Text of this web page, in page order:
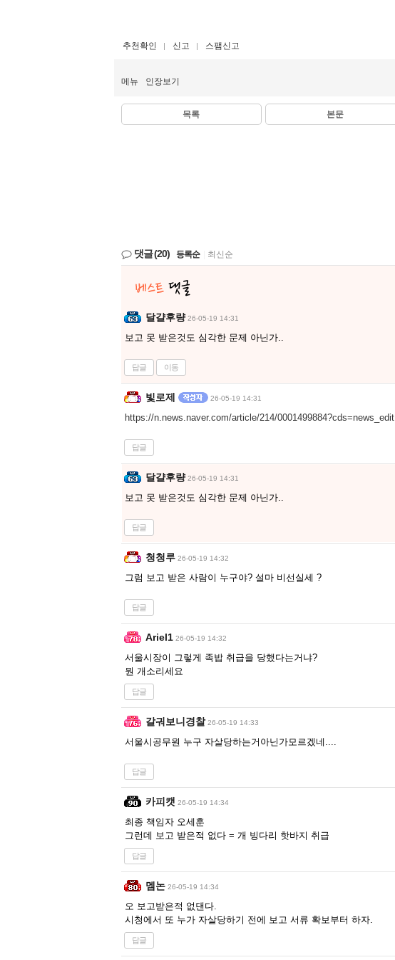
추천확인 신고 스팸신고
메뉴 인장보기
목록 본문
댓글(20) 등록순 최신순
달걀후량 26-05-19 14:31
보고 못 받은것도 심각한 문제 아닌가..
답글 이동
빛로제 26-05-19 14:31
https://n.news.naver.com/article/214/0001499884?cds=news_edit
답글
달걀후량 26-05-19 14:31
보고 못 받은것도 심각한 문제 아닌가..
답글
청청루 26-05-19 14:32
그럼 보고 받은 사람이 누구야? 설마 비선실세 ?
답글
Ariel1 26-05-19 14:32
서울시장이 그렇게 족밥 취급을 당했다는거냐?
뭔 개소리세요
답글
갈궈보니경찰 26-05-19 14:33
서울시공무원 누구 자살당하는거아닌가모르겠네....
답글
카피캣 26-05-19 14:34
최종 책임자 오세훈
그런데 보고 받은적 없다 = 개 빙다리 핫바지 취급
답글
멤논 26-05-19 14:34
오 보고받은적 없댄다.
시청에서 또 누가 자살당하기 전에 보고 서류 확보부터 하자.
답글